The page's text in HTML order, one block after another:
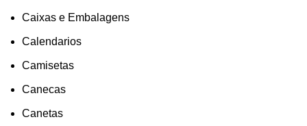
Caixas e Embalagens
Calendarios
Camisetas
Canecas
Canetas